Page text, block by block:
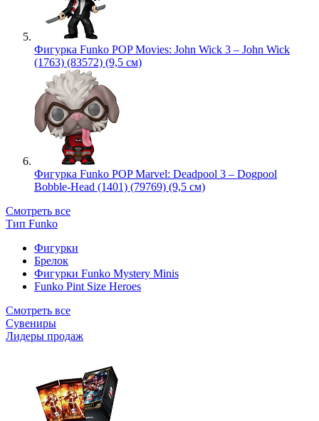
Фигурка Funko POP Movies: John Wick 3 – John Wick
(1763) (83572) (9,5 см)
Фигурка Funko POP Marvel: Deadpool 3 – Dogpool
Bobble-Head (1401) (79769) (9,5 см)
Смотреть все
Тип Funko
Фигурки
Брелок
Фигурки Funko Mystery Minis
Funko Pint Size Heroes
Смотреть все
Сувениры
Лидеры продаж